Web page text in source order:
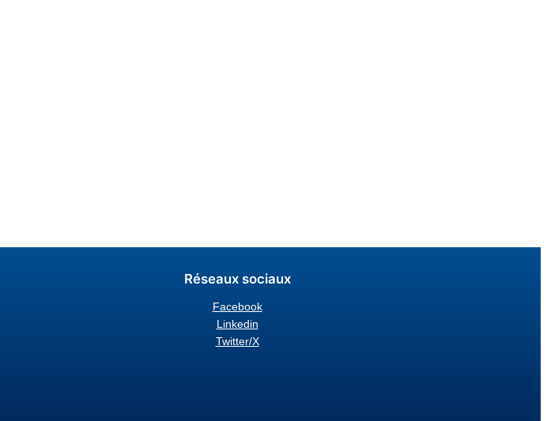
Réseaux sociaux
Facebook
Linkedin
Twitter/X